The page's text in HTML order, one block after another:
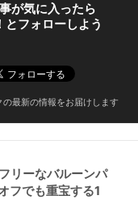
が気に入ったら
とフォローしよう
の最新の情報をお届けします
リーなバルーンパ
フでも重宝する1